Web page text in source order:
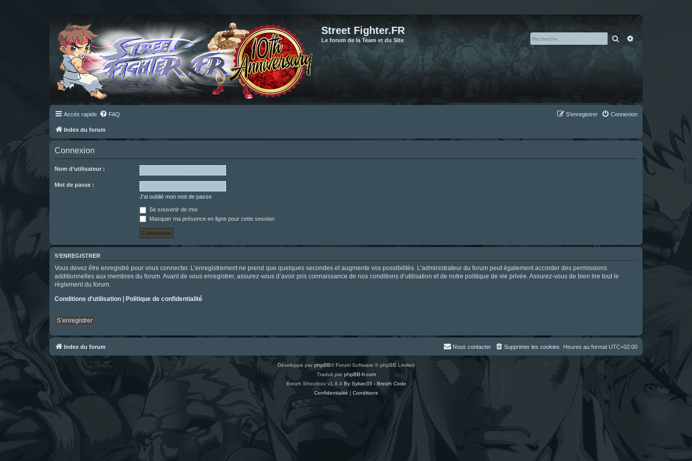
Street Fighter.FR
Le forum de la Team et du Site Rechercher
Accès rapide FAQ Connexion
S’enregistrer
Index du forum
Connexion
Nom d’utilisateur :
Mot de passe :
J’ai oublié mon mot de passe
Se souvenir de moi
Masquer ma présence en ligne pour cette session
S’ENREGISTRER
Vous devez être enregistré pour vous connecter. L’enregistrement ne prend que quelques secondes et augmente vos possibilités. L’administrateur du forum peut également accorder des permissions
additionnelles aux membres du forum. Avant de vous enregistrer, assurez-vous d’avoir pris connaissance de nos conditions d’utilisation et de notre politique de vie privée. Assurez-vous de bien lire tout le
règlement du forum.
Conditions d’utilisation | Politique de confidentialité
S’enregistrer
Index du forum Heures au format UTC+02:00
Supprimer les cookies
Nous contacter
Développé par phpBB® Forum Software © phpBB Limited
Traduit parphpBB-fr.com
Breizh Shoutbox v1.8.4 By Sylver35 - Breizh Code
Confidentialité | Conditions